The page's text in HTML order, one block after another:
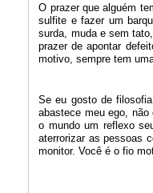
O prazer que alguém
sulfite e fazer um
surda, muda e sem
prazer de apontar
motivo, sempre tem
Se eu gosto de
abastece meu ego,
o mundo um reflexo
aterrorizar as pessoas
monitor. Você é o fio